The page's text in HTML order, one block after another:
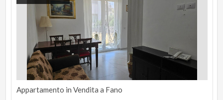
Appartamento in Vendita a Fano